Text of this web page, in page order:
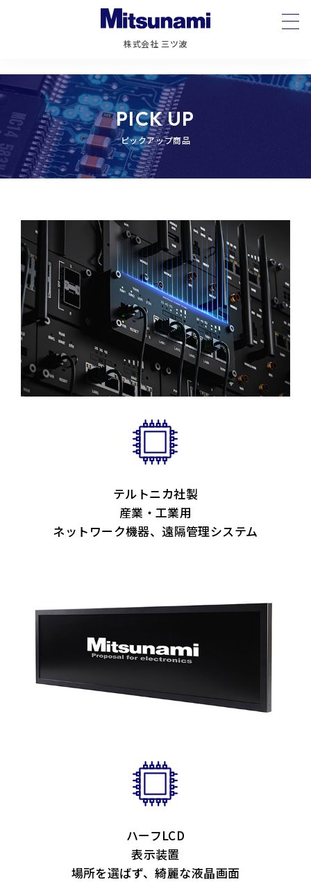
株式会社 三ツ波
PICK UP
ピックアップ商品
テルトニカ社製
産業・工業用
ネットワーク機器、遠隔管理システム
ハーフLCD
表示装置
場所を選ばず、綺麗な液晶画面